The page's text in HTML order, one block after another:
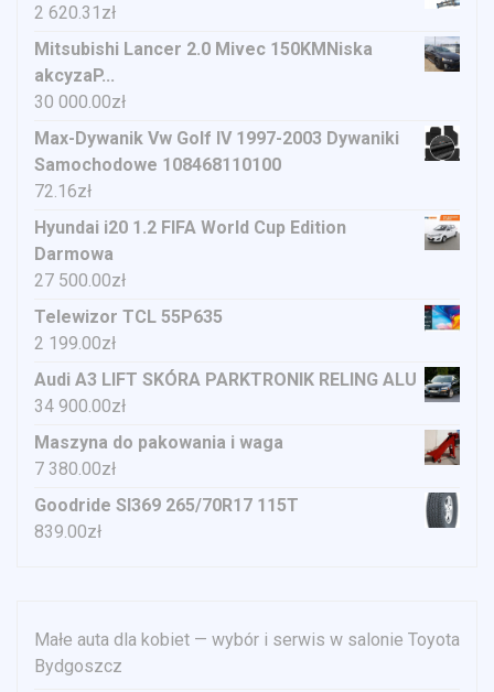
2 620.31 zł
Mitsubishi Lancer 2.0 Mivec 150KMNiska
akcyzaP...
30 000.00zł
Max-Dywanik Vw Golf IV 1997-2003 Dywaniki
Samochodowe 108468110100
72.16zł
Hyundai i20 1.2 FIFA World Cup Edition
Darmowa
27 500.00zł
Telewizor TCL 55P635
2 199.00zł
Audi A3 LIFT SKÓRA PARKTRONIK RELING ALU
34 900.00zł
Maszyna do pakowania i waga
7 380.00zł
Goodride Sl369 265/70R17 115T
839.00zł
Małe auta dla kobiet — wybór i serwis w salonie Toyota
Bydgoszcz